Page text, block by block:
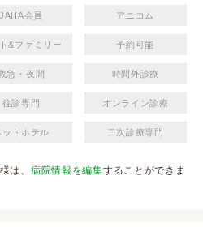
JAHA会員 アニコム
&ファミリー 予約可能
急・夜間 時間外診療
往診専門 オンライン診療
ットホテル 二次診療専門
は、 病院情報を編集することができま